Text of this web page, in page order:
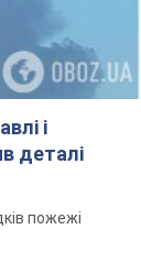
і
деталі
пожежі